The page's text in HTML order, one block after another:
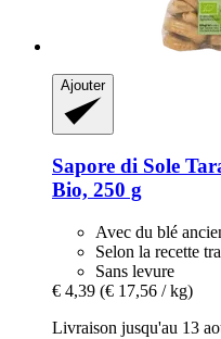
Ajouter
Sapore di Sole
Bio, 250 g
Avec du blé
Selon la recette
Sans levure
€ 4,39 (€ 17,56 / kg)
Livraison jusqu'au 13